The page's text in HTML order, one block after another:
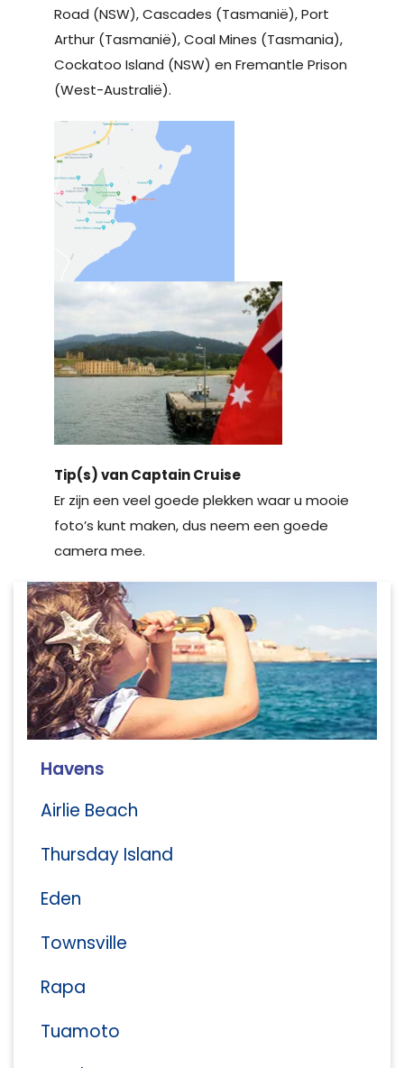
Road (NSW), Cascades (Tasmanië), Port
Arthur (Tasmanië), Coal Mines (Tasmania),
Cockatoo Island (NSW) en Fremantle Prison
(West-Australië).
Tip(s) van Captain Cruise
Er zijn een veel goede plekken waar u mooie
foto’s kunt maken, dus neem een goede
camera mee.
Havens
Airlie Beach
Thursday Island
Eden
Townsville
Rapa
Tuamoto